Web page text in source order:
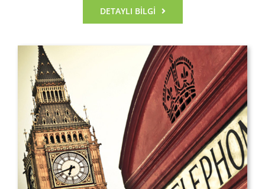
DETAYLI BILGI